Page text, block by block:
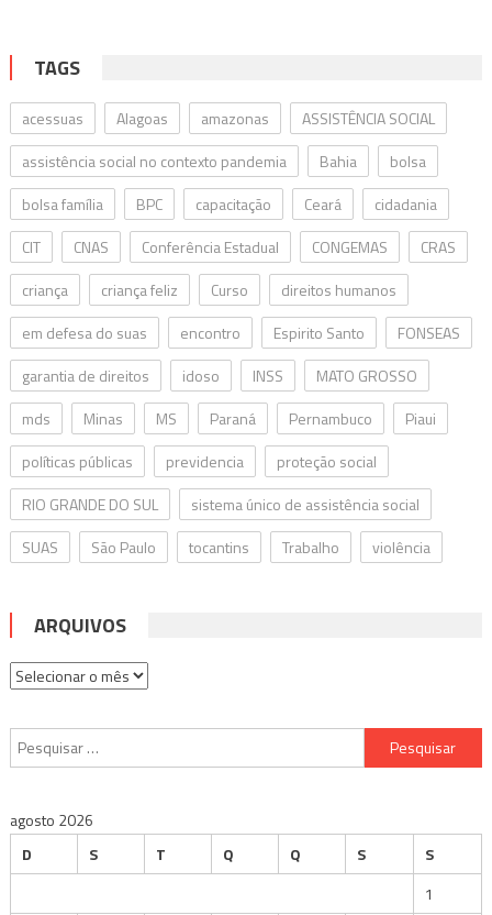
TAGS
acessuas Alagoas amazonas
ASSISTÊNCIA SOCIAL
assistência social no contexto pandemia
Bahia
bolsa
bolsa família
BPC capacitação Ceará
cidadania
CIT
CNAS Conferência Estadual CONGEMAS
CRAS
criança
criança feliz Curso
direitos humanos
em defesa do suas
encontro Espirito Santo
FONSEAS
garantia de direitos
idoso INSS
MATO GROSSO
mds
Minas MS Paraná Pernambuco
Piaui
políticas públicas
previdencia
proteção social
RIO GRANDE DO SUL
sistema único de assistência social
SUAS
São Paulo tocantins Trabalho violência
ARQUIVOS
Arquivos
Pesquisar
por:
agosto 2026
D
S T Q Q S
S
1